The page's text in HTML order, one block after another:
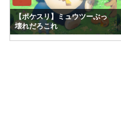
【ポケスリ】ミュウツーぶっ
壊れだろこれ